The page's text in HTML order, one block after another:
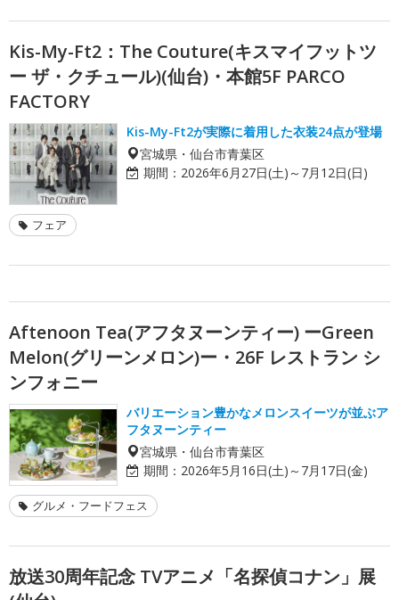
Kis-My-Ft2：The Couture(キスマイフットツ
ー ザ・クチュール)(仙台)・本館5F PARCO
FACTORY
Kis-My-Ft2が実際に着用した衣装24点が登場
宮城県・仙台市青葉区
期間： 2026年6月27日(土)～7月12日(日)
フェア
Aftenoon Tea(アフタヌーンティー) ーGreen
Melon(グリーンメロン)ー・26F レストラン シ
ンフォニー
バリエーション豊かなメロンスイーツが並ぶア
フタヌーンティー
宮城県・仙台市青葉区
期間： 2026年5月16日(土)～7月17日(金)
グルメ・フードフェス
放送30周年記念 TVアニメ「名探偵コナン」展